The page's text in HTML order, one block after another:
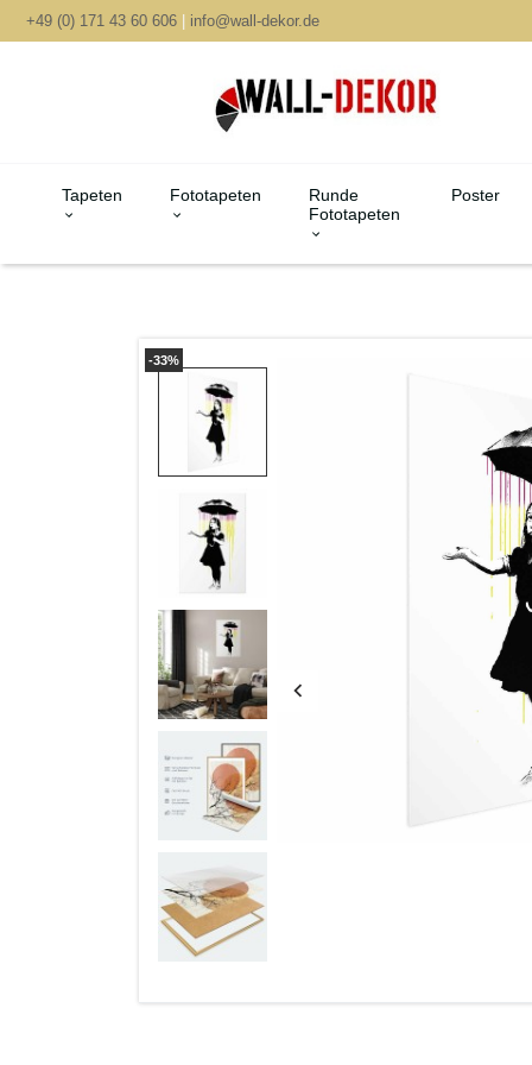
+49 (0) 171 43 60 606 | info@wall-dekor.de
Tapeten Fototapeten
Runde
Fototapeten
Poster
-33%